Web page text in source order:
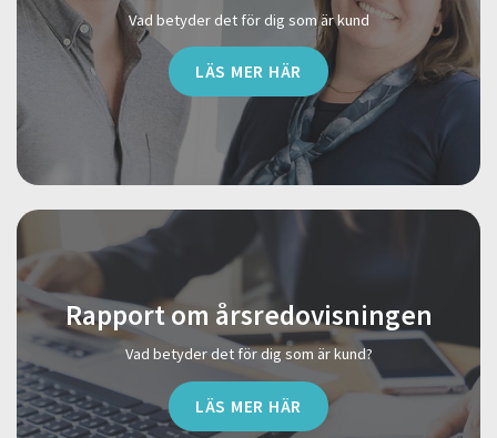
Vad betyder det för dig som är kund
LÄS MER HÄR
Rapport om årsredovisningen
Vad betyder det för dig som är kund?
LÄS MER HÄR